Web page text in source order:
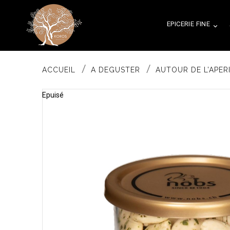

EPICERIE FINE
ACCUEIL A DEGUSTER AUTOUR DE
Epuisé